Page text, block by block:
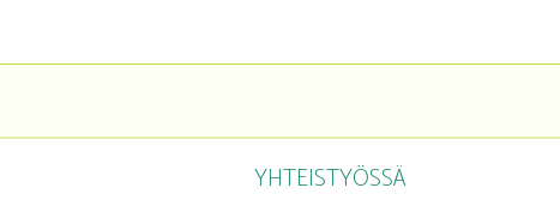
YHTEISTYÖSSÄ